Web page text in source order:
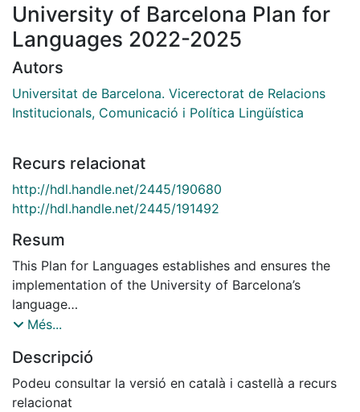
University of Barcelona Plan for
Languages 2022-2025
Autors
Universitat de Barcelona. Vicerectorat de Relacions
Institucionals, Comunicació i Política Lingüística
Recurs relacionat
http://hdl.handle.net/2445/190680
http://hdl.handle.net/2445/191492
Resum
This Plan for Languages establishes and ensures the
implementation of the University of Barcelona’s
language
policy during the period in which it will be in force. It
follows up on, renews and updates the three language
plans
that precede it. The plans are based on the language
Més...
Descripció
Podeu consultar la versió en català i castellà a recurs
relacionat